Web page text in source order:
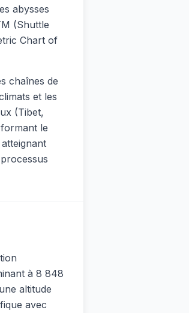
abysses
(Shuttle
Chart of
chaînes de
et les
(Tibet,
le
à 8 848
altitude
avec